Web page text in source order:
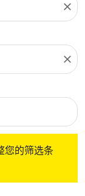
close
close
您的筛选条